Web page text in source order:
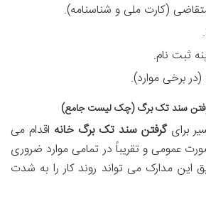
(کارت ملی و شناسنامه).
ثبت نام.
برخی موارد).
سند تک برگ (چک لیست جامع)
برایگرفتن سند تک برگ خانه اقدام می
عمومی و تقریباً در تمامی موارد ضروری
مدارک می تواند روند کار را به شدت